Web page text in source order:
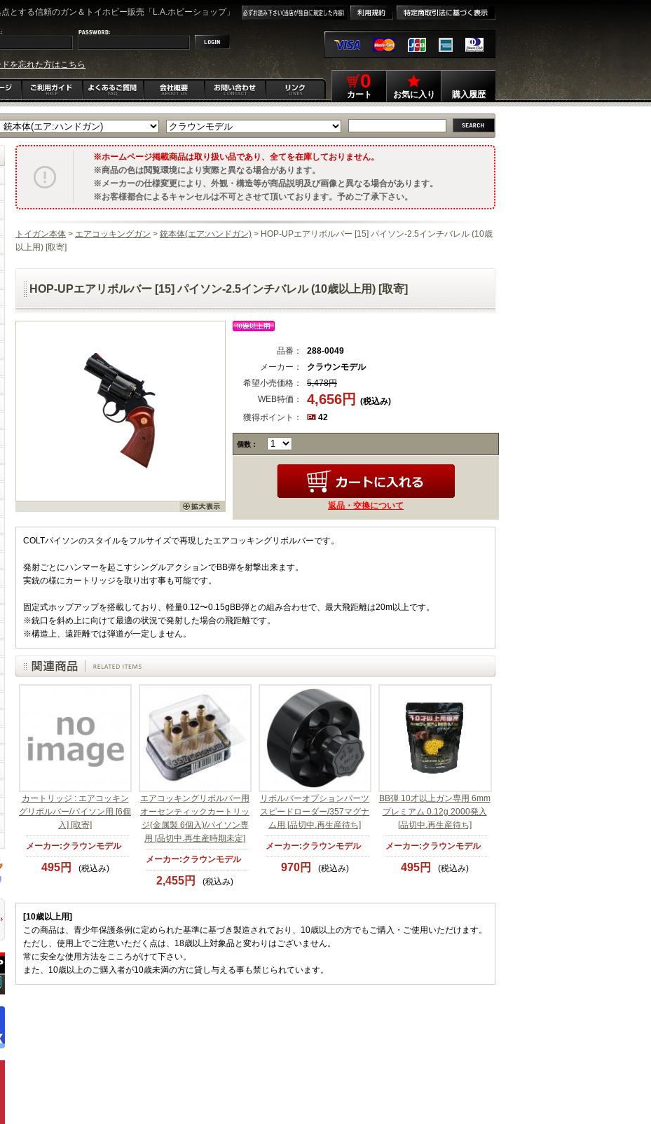
とする信頼のガン＆トイホビー販売「L.A.ホビーショップ」
を忘れた方はこちら
0
カート お気に入り 購入履歴
ホームページ掲載商品は取り扱い品であり、全てを在庫しておりません。
商品の色は閲覧環境により実際と異なる場合があります。
メーカーの仕様変更により、外観・構造等が商品説明及び画像と異なる場合があります。
お客様都合によるキャンセルは不可とさせて頂いております。予めご了承下さい。
トイガン本体 > エアコッキングガン > 銃本体(エア:ハンドガン) > HOP-UPエアリボルバー [15] パイソン-2.5インチバレル (10歳
以上用) [取寄]
HOP-UPエアリボルバー [15] パイソン-2.5インチバレル (10歳以上用) [取寄]
品番：
288-0049
メーカー：
クラウンモデル
希望小売価格：
5,478円
WEB特価：
4,656円
(税込み)
獲得ポイント：
42
個数：
返品・交換について
COLTパイソンのスタイルをフルサイズで再現したエアコッキングリボルバーです。
発射ごとにハンマーを起こすシングルアクションでBB弾を射撃出来ます。
実銃の様にカートリッジを取り出す事も可能です。
固定式ホップアップを搭載しており、軽量0.12〜0.15gBB弾との組み合わせで、最大飛距離は20m以上です。
※銃口を斜め上に向けて最適の状況で発射した場合の飛距離です。
※構造上、遠距離では弾道が一定しません。
カートリッジ : エアコッキン
グリボルバー/パイソン用 [6個
入] [取寄]
メーカー:クラウンモデル
495円 (税込み)
エアコッキングリボルバー用
オーセンティックカートリッ
ジ(金属製 6個入)/パイソン専
用 [品切中.再生産時期未定]
メーカー:クラウンモデル
2,455円 (税込み)
リボルバーオプションパーツ
スピードローダー/357マグナ
ム用 [品切中.再生産待ち]
メーカー:クラウンモデル
970円 (税込み)
BB弾 10才以上ガン専用 6mm
プレミアム 0.12g 2000発入
[品切中.再生産待ち]
メーカー:クラウンモデル
495円 (税込み)
[10歳以上用]
この商品は、青少年保護条例に定められた基準に基づき製造されており、10歳以上の方でもご購入・ご使用いただけます。
ただし、使用上でご注意いただく点は、18歳以上対象品と変わりはございません。
常に安全な使用方法をこころがけて下さい。
また、10歳以上のご購入者が10歳未満の方に貸し与える事も禁じられています。